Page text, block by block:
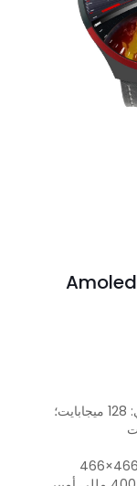
Hello Watch HT13 1.43 بوصة Amoled
????النظام الأساسي: ذاكرة الوصول العشوائي: 128 ميجابايت؛